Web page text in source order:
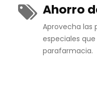
Ahorro
Aprovecha las
especiales
parafarmacia.